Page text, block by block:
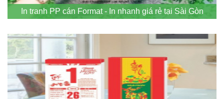
In tranh PP cán Format - In nhanh giá rẻ tại Sài Gòn